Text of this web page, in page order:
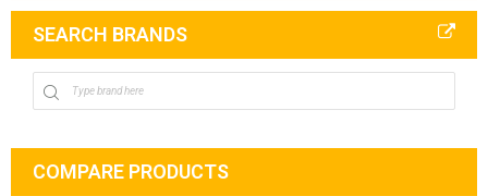
SEARCH BRANDS
COMPARE PRODUCTS